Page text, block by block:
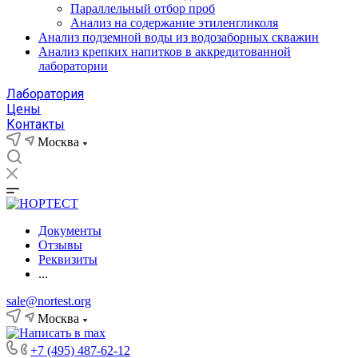
Параллельный отбор проб
Анализ на содержание этиленгликоля
Анализ подземной воды из водозаборных скважин
Анализ крепких напитков в аккредитованной
лаборатории
Лаборатория
Цены
Контакты
Москва
Документы
Отзывы
Реквизиты
...
sale@nortest.org
Москва
+7 (495) 487-62-12